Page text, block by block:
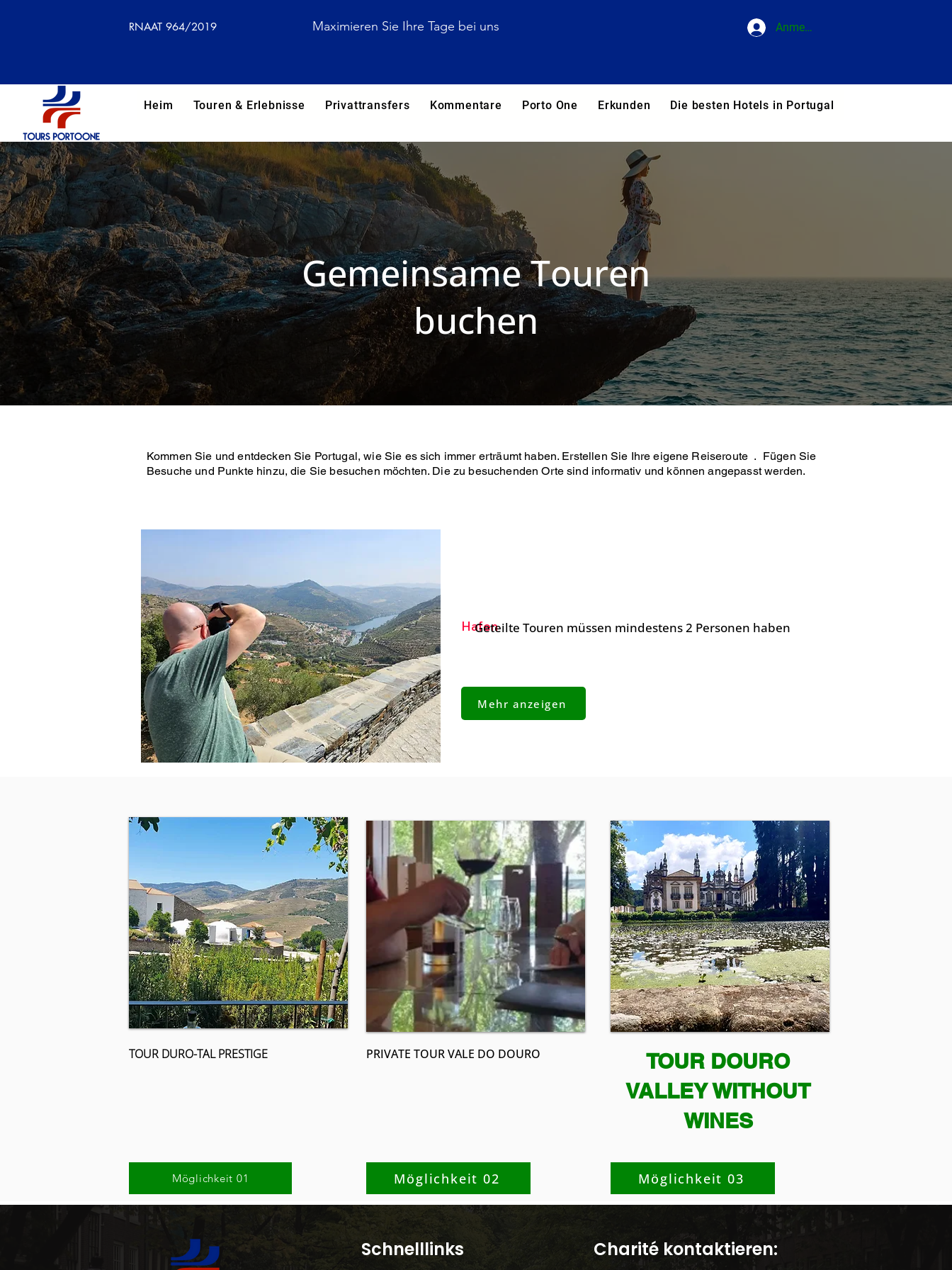
RNAAT 964/2019 Maximieren Sie Ihre Tage bei uns Anmelden
Heim Touren & Erlebnisse Privattransfers Kommentare Porto One Erkunden Die besten Hotels in Portugal
Gemeinsame Touren
buchen
Kommen Sie und entdecken Sie Portugal, wie Sie es sich immer erträumt haben. Erstellen Sie Ihre eigene Reiseroute . Fügen Sie
Besuche und Punkte hinzu, die Sie besuchen möchten. Die zu besuchenden Orte sind informativ und können angepasst werden.
Hafen
Mehr anzeigen
Geteilte Touren müssen mindestens 2 Personen haben
TOUR DURO-TAL PRESTIGE
Möglichkeit 01
PRIVATE TOUR VALE DO DOURO
Möglichkeit 02
TOUR DOURO
VALLEY WITHOUT
WINES
Möglichkeit 03
​Schnelllinks Charité kontaktieren: